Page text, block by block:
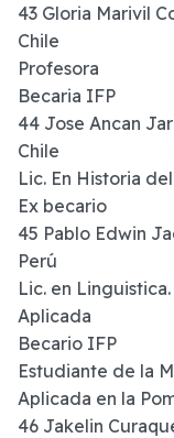
43 Gloria Marivil
Chile
Profesora
Becaria IFP
44 Jose Ancan
Chile
Lic. En Historia
Ex becario
45 Pablo Edwin
Perú
Lic. en
Aplicada
Becario IFP
Estudiante de la
Aplicada en la
46 Jakelin